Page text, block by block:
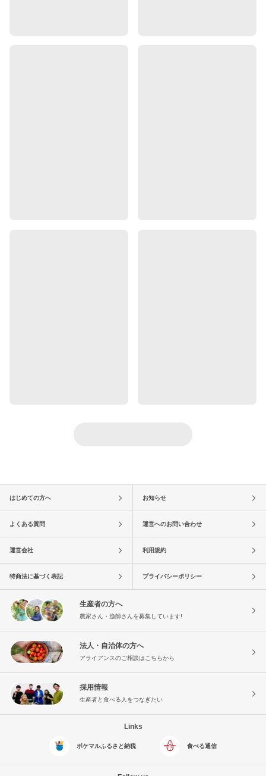
はじめての方へ お知らせ
よくある質問 運営へのお問い合わせ
運営会社 利用規約
特商法に基づく表記 プライバシーポリシー
生産者の方へ
農家さん・漁師さんを募集しています!
法人・自治体の方へ
アライアンスのご相談はこちらから
採用情報
生産者と食べる人をつなぎたい
Links
ポケマルふるさと納税 食べる通信